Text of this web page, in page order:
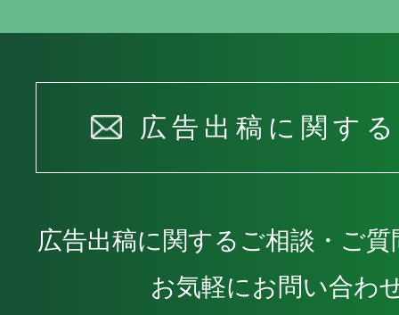
広告出稿に関す
広告出稿に関するご相談・ご
お気軽にお問い合わ